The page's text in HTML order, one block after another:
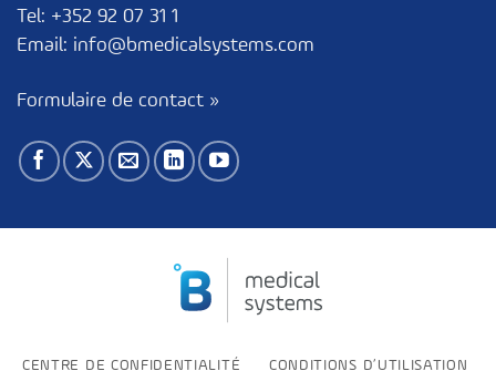
Tel: +352 92 07 31 1
Email: info@bmedicalsystems.com
Formulaire de contact »
CENTRE DE CONFIDENTIALITÉ CONDITIONS D’UTILISATION